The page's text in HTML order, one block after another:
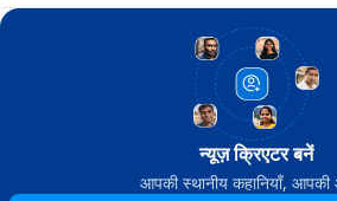
न्यूज़ क्रिएटर बनें
आपकी स्थानीय कहानियाँ,